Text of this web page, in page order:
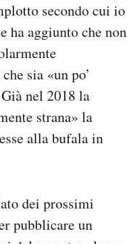
secondo cui io
ha aggiunto che non
sia «un po’
nel 2018 la
strana» la
alla bufala in
dei prossimi
pubblicare un